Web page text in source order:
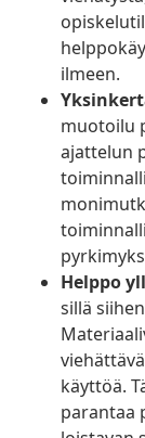
ilmeen.
muotoilu
ajattelun
Helppo
sillä
käyttöä.
parantaa